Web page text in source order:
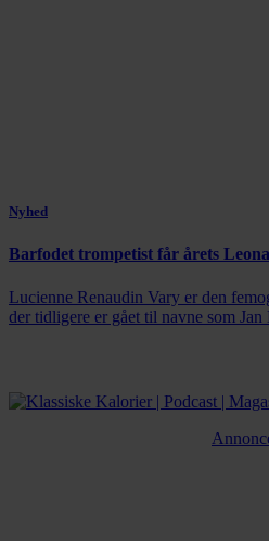
Nyhed
Barfodet trompetist får årets
Lucienne Renaudin Vary er den
der tidligere er gået til navne som